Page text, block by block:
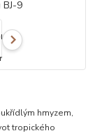
hmyzem,
tropického